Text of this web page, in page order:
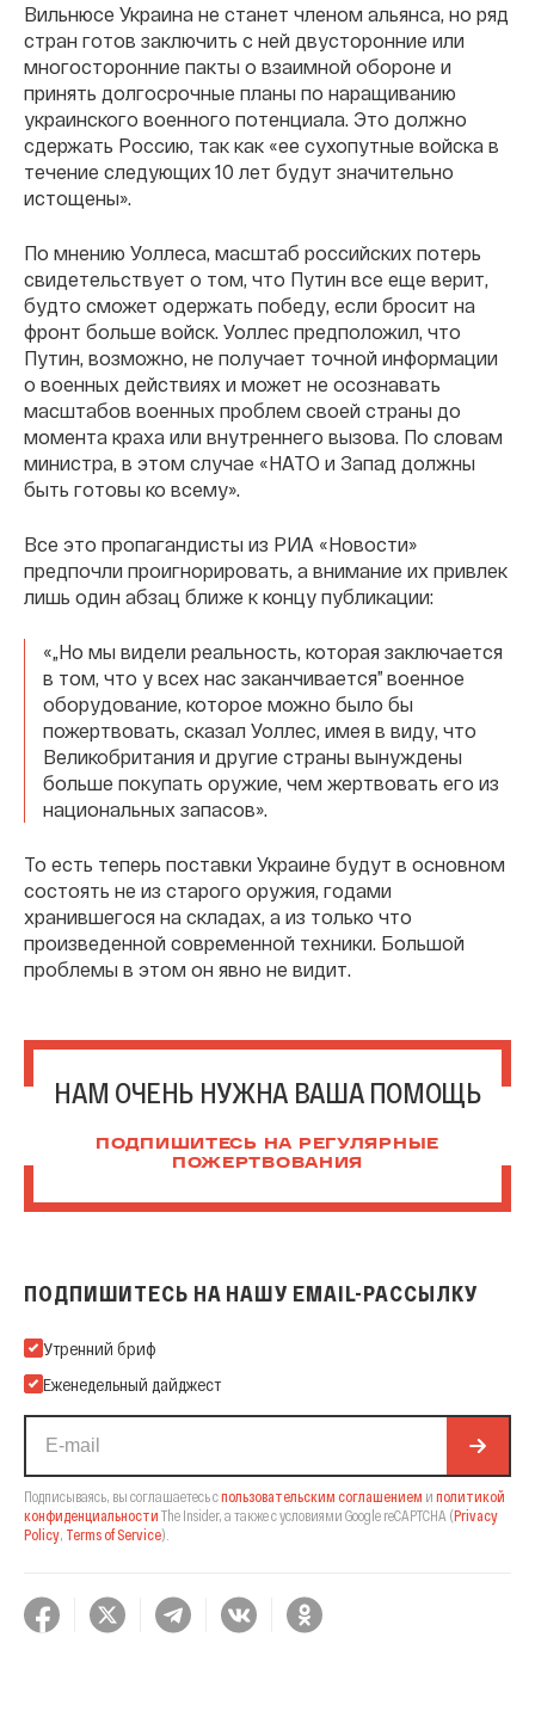
Вильнюсе Украина не станет членом альянса, но ряд
стран готов заключить с ней двусторонние или
многосторонние пакты о взаимной обороне и
принять долгосрочные планы по наращиванию
украинского военного потенциала. Это должно
сдержать Россию, так как «ее сухопутные войска в
течение следующих 10 лет будут значительно
истощены».
По мнению Уоллеса, масштаб российских потерь
свидетельствует о том, что Путин все еще верит,
будто сможет одержать победу, если бросит на
фронт больше войск. Уоллес предположил, что
Путин, возможно, не получает точной информации
о военных действиях и может не осознавать
масштабов военных проблем своей страны до
момента краха или внутреннего вызова. По словам
министра, в этом случае «НАТО и Запад должны
быть готовы ко всему».
Все это пропагандисты из РИА «Новости»
предпочли проигнорировать, а внимание их привлек
лишь один абзац ближе к концу публикации:
«„Но мы видели реальность, которая заключается
в том, что у всех нас заканчивается” военное
оборудование, которое можно было бы
пожертвовать, сказал Уоллес, имея в виду, что
Великобритания и другие страны вынуждены
больше покупать оружие, чем жертвовать его из
национальных запасов».
То есть теперь поставки Украине будут в основном
состоять не из старого оружия, годами
хранившегося на складах, а из только что
произведенной современной техники. Большой
проблемы в этом он явно не видит.
НАМ ОЧЕНЬ НУЖНА ВАША ПОМОЩЬ
ПОДПИШИТЕСЬ НА РЕГУЛЯРНЫЕ
ПОЖЕРТВОВАНИЯ
ПОДПИШИТЕСЬ НА НАШУ EMAIL-РАССЫЛКУ
Подпишитесь на нашу Email-рассылку
Утренний бриф
Еженедельный дайджест
Подписываясь, вы соглашаетесь спользовательским соглашением и политикой
конфиденциальности The Insider, а также с условиями Google reCAPTCHA (Privacy
Policy, Terms of Service).